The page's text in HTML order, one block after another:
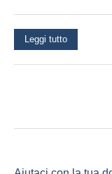
Leggi tutto